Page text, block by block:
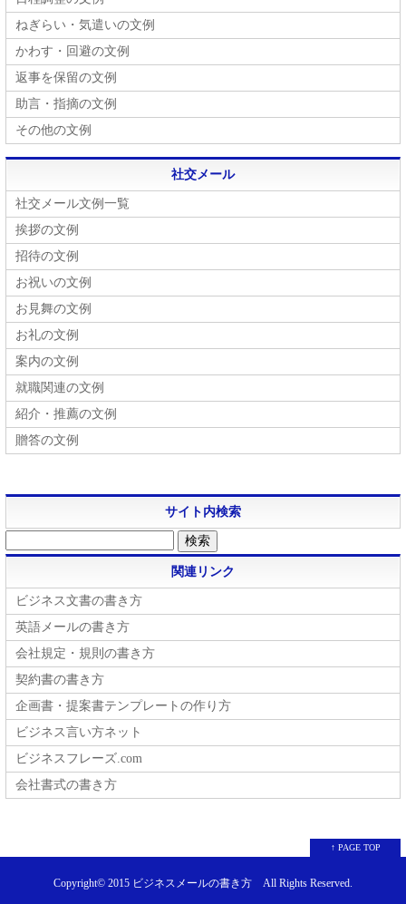
ねぎらい・気遣いの文例
かわす・回避の文例
返事を保留の文例
助言・指摘の文例
その他の文例
社交メール
社交メール文例一覧
挨拶の文例
招待の文例
お祝いの文例
お見舞の文例
お礼の文例
案内の文例
就職関連の文例
紹介・推薦の文例
贈答の文例
サイト内検索
関連リンク
ビジネス文書の書き方
英語メールの書き方
会社規定・規則の書き方
契約書の書き方
企画書・提案書テンプレートの作り方
ビジネス言い方ネット
ビジネスフレーズ.com
会社書式の書き方
↑ PAGE TOP
Copyright© 2015 ビジネスメールの書き方 All Rights Reserved.